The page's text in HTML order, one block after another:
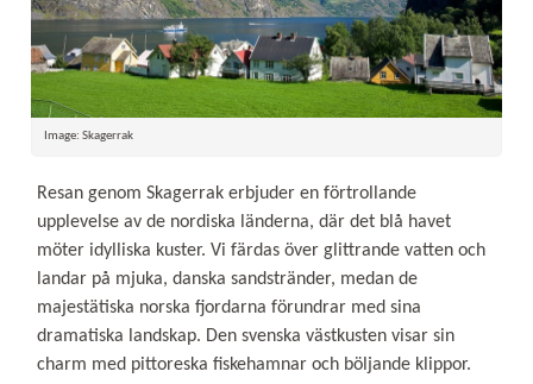
Image: Skagerrak
Resan genom Skagerrak erbjuder en förtrollande
upplevelse av de nordiska länderna, där det blå havet
möter idylliska kuster. Vi färdas över glittrande vatten och
landar på mjuka, danska sandstränder, medan de
majestätiska norska fjordarna förundrar med sina
dramatiska landskap. Den svenska västkusten visar sin
charm med pittoreska fiskehamnar och böljande klippor.